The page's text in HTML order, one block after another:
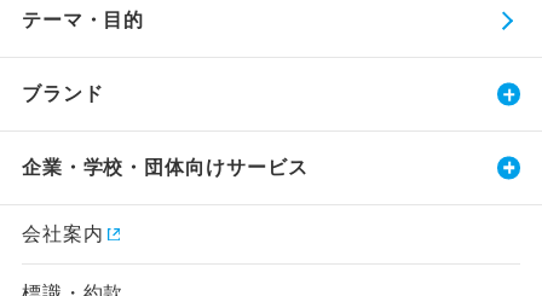
テーマ・目的
ブランド
企業・学校・団体向けサービス
会社案内